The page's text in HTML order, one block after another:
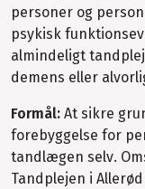
personer og
psykisk
almindeligt
demens eller
Formål: At sikre
forebyggelse for
tandlægen selv.
Tandplejen i